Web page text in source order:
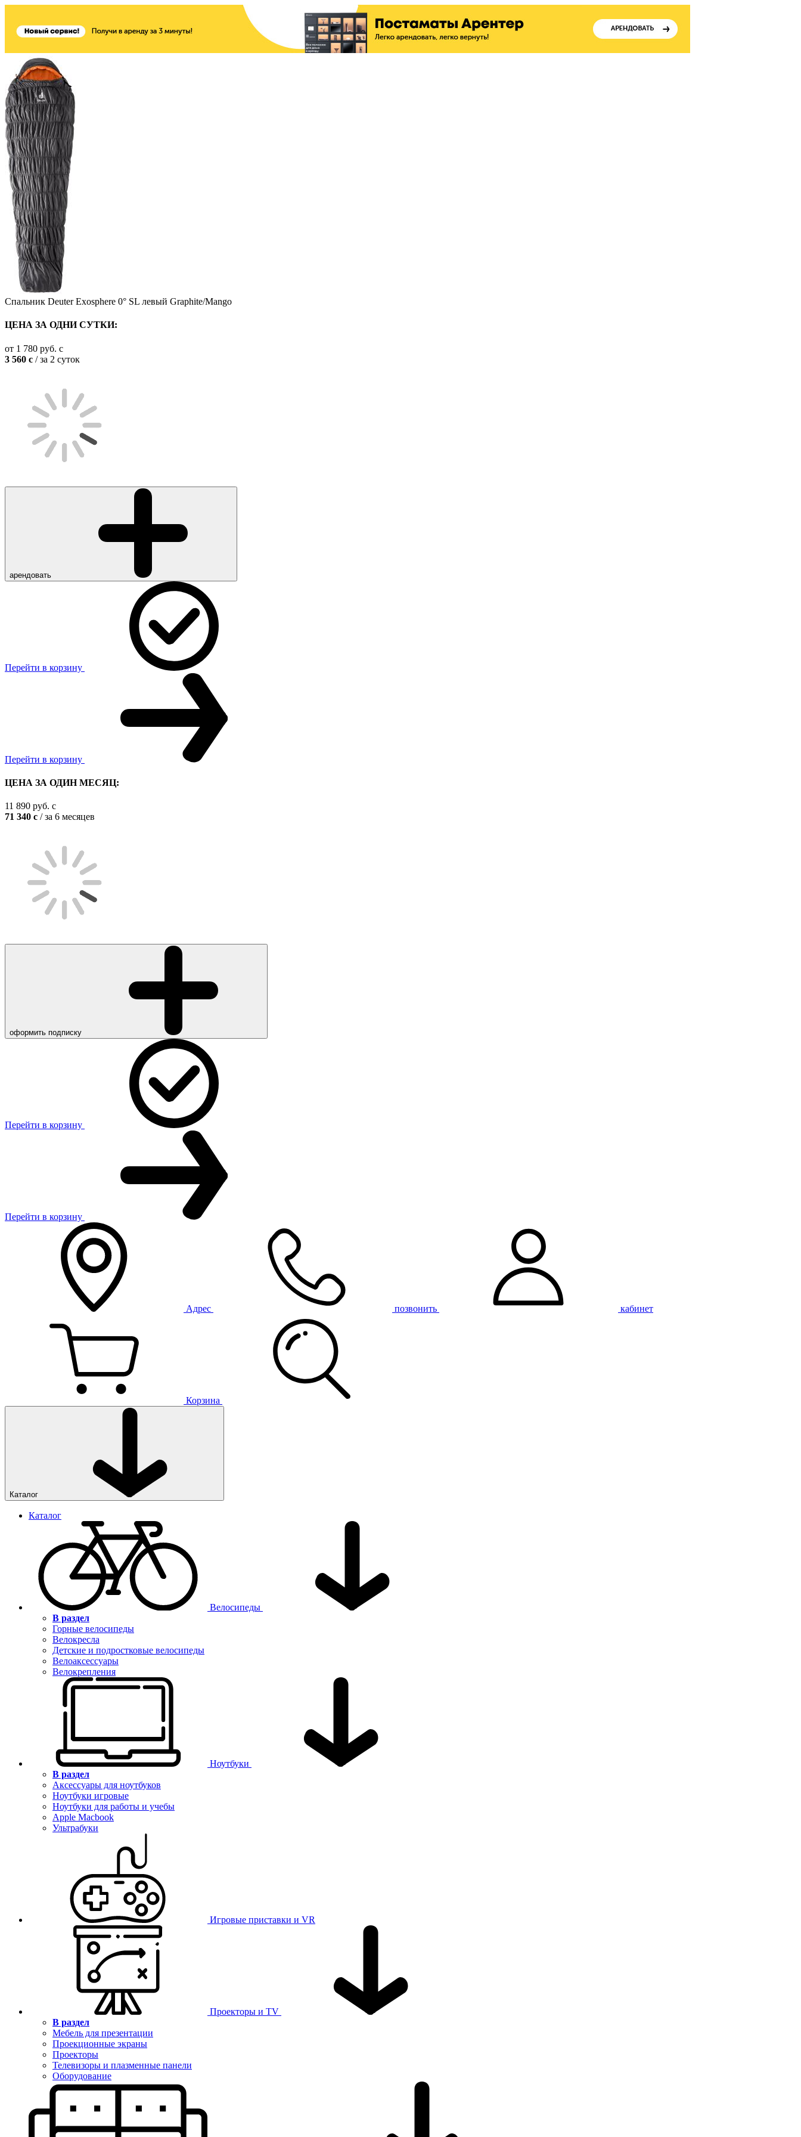
Спальник Deuter Exosphere 0° SL левый Graphite/Mango
ЦЕНА ЗА ОДНИ СУТКИ:
от 1 780 руб. c
3 560 c / за 2 суток
арендовать
Перейти в корзину
Перейти в корзину
ЦЕНА ЗА ОДИН МЕСЯЦ:
11 890 руб. c
71 340 c / за 6 месяцев
оформить подписку
Перейти в корзину
Перейти в корзину
Адрес позвонить кабинет
Корзина
Каталог
Каталог
Велосипеды
В раздел
Горные велосипеды
Велокресла
Детские и подростковые велосипеды
Велоаксессуары
Велокрепления
Ноутбуки
В раздел
Аксессуары для ноутбуков
Ноутбуки игровые
Ноутбуки для работы и учебы
Apple Macbook
Ультрабуки
Игровые приставки и VR
Проекторы и TV
В раздел
Мебель для презентации
Проекционные экраны
Проекторы
Телевизоры и плазменные панели
Оборудование